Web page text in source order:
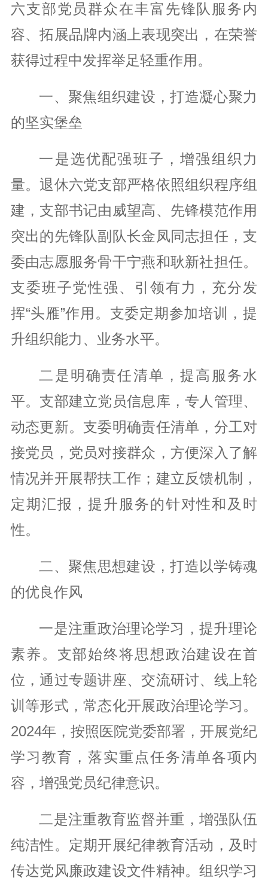
六支部党员群众在丰富先锋队服务内
容、拓展品牌内涵上表现突出，在荣誉
获得过程中发挥举足轻重作用。
一、聚焦组织建设，打造凝心聚力
的坚实堡垒
一是选优配强班子，增强组织力
量。退休六党支部严格依照组织程序组
建，支部书记由威望高、先锋模范作用
突出的先锋队副队长金凤同志担任，支
委由志愿服务骨干宁燕和耿新社担任。
支委班子党性强、引领有力，充分发
挥“头雁”作用。支委定期参加培训，提
升组织能力、业务水平。
二是明确责任清单，提高服务水
平。支部建立党员信息库，专人管理、
动态更新。支委明确责任清单，分工对
接党员，党员对接群众，方便深入了解
情况并开展帮扶工作；建立反馈机制，
定期汇报，提升服务的针对性和及时
性。
二、聚焦思想建设，打造以学铸魂
的优良作风
一是注重政治理论学习，提升理论
素养。支部始终将思想政治建设在首
位，通过专题讲座、交流研讨、线上轮
训等形式，常态化开展政治理论学习。
2024年，按照医院党委部署，开展党纪
学习教育，落实重点任务清单各项内
容，增强党员纪律意识。
二是注重教育监督并重，增强队伍
纯洁性。定期开展纪律教育活动，及时
传达党风廉政建设文件精神。组织学习